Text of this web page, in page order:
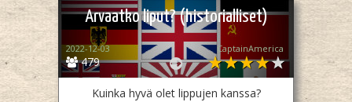
Arvaatko liput? (historialliset)
479
2022-12-03 CaptainAmerica
Kuinka hyvä olet lippujen kanssa?